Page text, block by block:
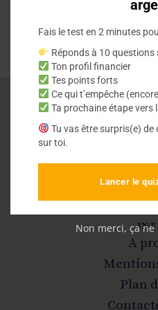
Vivre
Sortir de la
A
Plan
Fais le test en 2 minutes
Réponds à 10
Ton profil financier
Tes points forts
Ce qui t’empêche
Ta prochaine étape vers
Tu vas être surpris(e)
sur toi.
Lancer le
Non merci, ça ne